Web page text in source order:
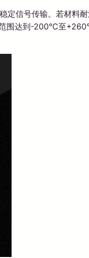
信号传输。若材料
围达到-200°C至